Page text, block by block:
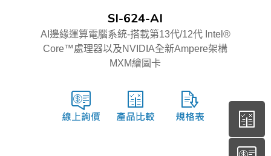
SI-624-AI
AI邊緣運算電腦系統-搭載第13代/12代 Intel®
Core™處理器以及NVIDIA全新Ampere架構
MXM繪圖卡